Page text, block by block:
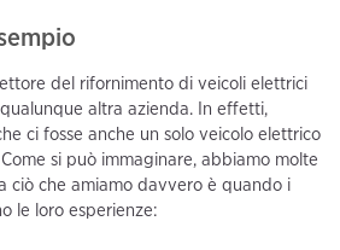
del rifornimento di veicoli elettrici
altra azienda. In effetti,
ci fosse anche un solo veicolo elettrico
si può immaginare, abbiamo molte
ciò che amiamo davvero è quando i
le loro esperienze: